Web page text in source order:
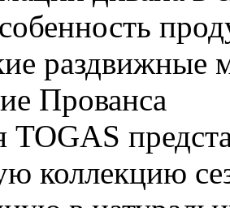
раздвижные
Прованса
TOGAS
коллекцию